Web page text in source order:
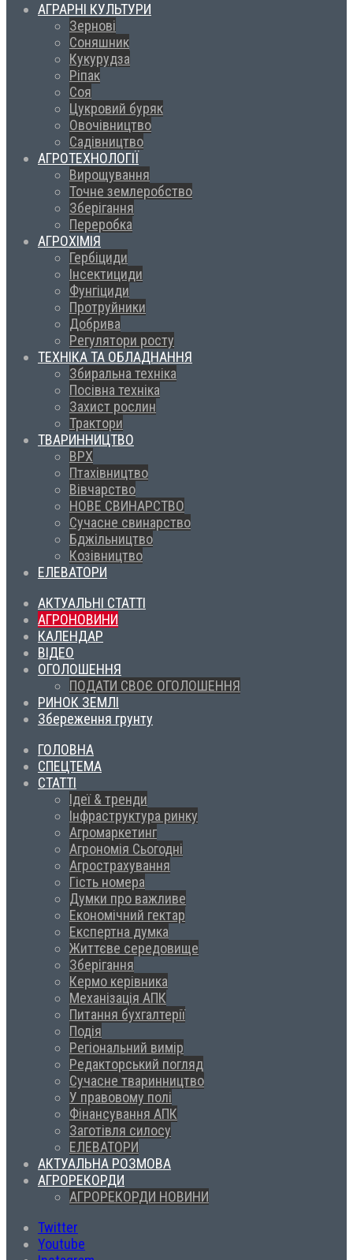
АГРАРНІ КУЛЬТУРИ
Зернові
Соняшник
Кукурудза
Ріпак
Соя
Цукровий буряк
Овочівництво
Садівництво
АГРОТЕХНОЛОГІЇ
Вирощування
Точне землеробство
Зберігання
Переробка
АГРОХІМІЯ
Гербіциди
Інсектициди
Фунгіциди
Протруйники
Добрива
Регулятори росту
ТЕХНІКА ТА ОБЛАДНАННЯ
Збиральна техніка
Посівна техніка
Захист рослин
Трактори
ТВАРИННИЦТВО
ВРХ
Птахівництво
Вівчарство
НОВЕ СВИНАРСТВО
Сучасне свинарство
Бджільництво
Козівництво
ЕЛЕВАТОРИ
АКТУАЛЬНІ СТАТТІ
АГРОНОВИНИ
КАЛЕНДАР
ВІДЕО
ОГОЛОШЕННЯ
ПОДАТИ СВОЄ ОГОЛОШЕННЯ
РИНОК ЗЕМЛІ
Збереження грунту
ГОЛОВНА
СПЕЦТЕМА
СТАТТІ
Ідеї & тренди
Інфраструктура ринку
Агромаркетинг
Агрономія Сьогодні
Агрострахування
Гість номера
Думки про важливе
Економічний гектар
Експертна думка
Життєве середовище
Зберігання
Кермо керівника
Механізація АПК
Питання бухгалтерії
Подія
Регіональний вимір
Редакторський погляд
Сучасне тваринництво
У правовому полі
Фінансування АПК
Заготівля силосу
ЕЛЕВАТОРИ
АКТУАЛЬНА РОЗМОВА
АГРОРЕКОРДИ
АГРОРЕКОРДИ НОВИНИ
Twitter
Youtube